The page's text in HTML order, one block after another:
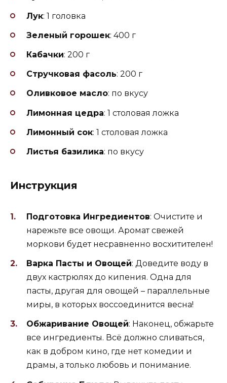
Лук: 1 головка
Зеленый горошек: 400 г
Кабачки: 200 г
Стручковая фасоль: 200 г
Оливковое масло: по вкусу
Лимонная цедра: 1 столовая ложка
Лимонный сок: 1 столовая ложка
Листья базилика: по вкусу
Инструкция
Подготовка Ингредиентов: Очистите и
нарежьте все овощи. Аромат свежей
моркови будет несравненно восхитителен!
Варка Пасты и Овощей: Доведите воду в
двух кастрюлях до кипения. Одна для
пасты, другая для овощей – параллельные
миры, в которых воссоединится весна!
Обжаривание Овощей: Наконец, обжарьте
все ингредиенты. Всё должно сливаться,
как в добром кино, где нет комедии и
драмы, а только любовь и понимание.